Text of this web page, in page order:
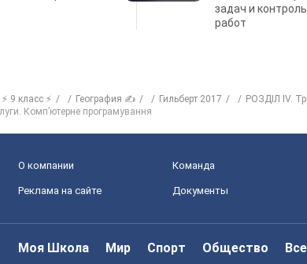
задач и
работ
⚡ 9 класс ⚡ География ✍ Гильберт 2017
РОЗДІЛ ІV.
Комп’ютерне програмування
О компании Команда
Реклама на сайте Документы
Моя Школа Мир Спорт Общество